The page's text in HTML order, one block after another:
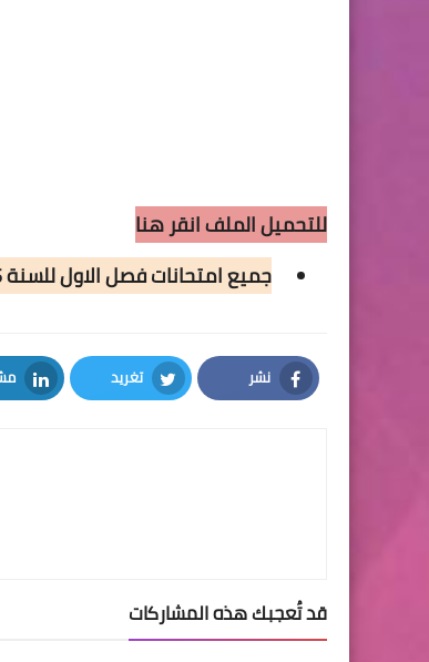
للتحميل الملف انقر هنا
جميع امتحانات فصل الاول للسنة 5 ابتدائي
نشر
Facebook
تغريد
Twitter
قد تُعجبك هذه المشاركات